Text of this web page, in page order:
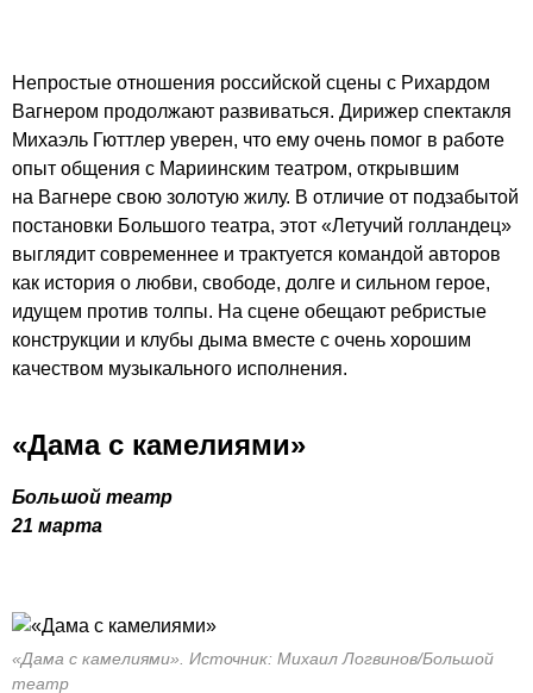
Непростые отношения российской сцены с Рихардом
Вагнером продолжают развиваться. Дирижер спектакля
Михаэль Гюттлер уверен, что ему очень помог в работе
опыт общения с Мариинским театром, открывшим
на Вагнере свою золотую жилу. В отличие от подзабытой
постановки Большого театра, этот «Летучий голландец»
выглядит современнее и трактуется командой авторов
как история о любви, свободе, долге и сильном герое,
идущем против толпы. На сцене обещают ребристые
конструкции и клубы дыма вместе с очень хорошим
качеством музыкального исполнения.
«Дама с камелиями»
Большой театр
21 марта
«Дама с камелиями». Источник: Михаил Логвинов/Большой
театр